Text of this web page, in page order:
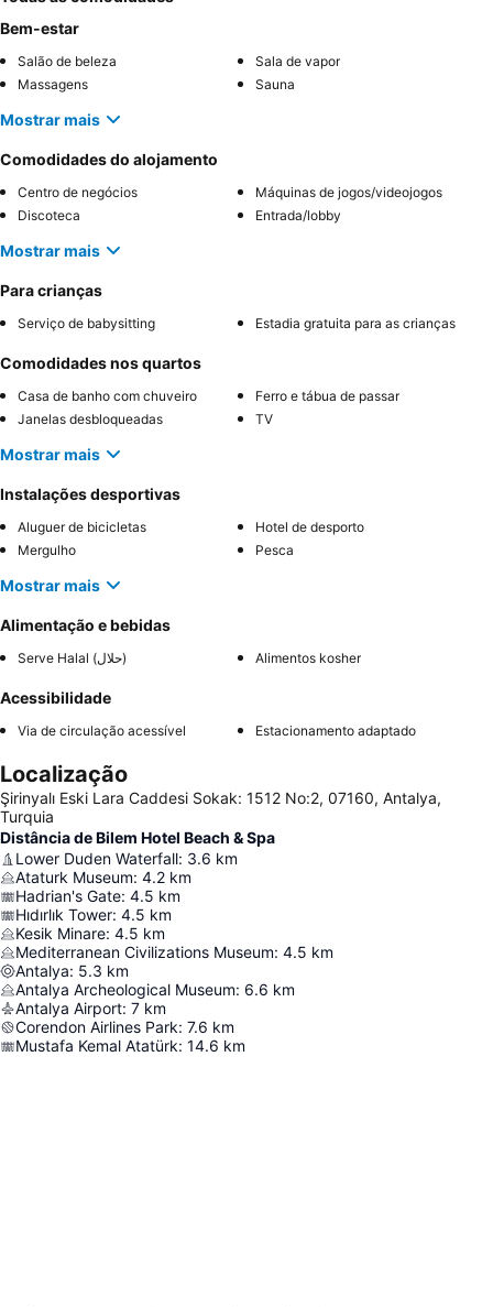
Bem-estar
Salão de beleza
Sala de vapor
Massagens
Sauna
Mostrar mais
Comodidades do alojamento
Centro de negócios
Máquinas de jogos/videojogos
Discoteca
Entrada/lobby
Mostrar mais
Para crianças
Serviço de babysitting Estadia gratuita para as crianças
Comodidades nos quartos
Casa de banho com chuveiro
Ferro e tábua de passar
Janelas desbloqueadas
TV
Mostrar mais
Instalações desportivas
Aluguer de bicicletas
Hotel de desporto
Mergulho
Pesca
Mostrar mais
Alimentação e bebidas
Serve Halal (حلال) Alimentos kosher
Acessibilidade
Via de circulação acessível Estacionamento adaptado
Localização
Şirinyalı Eski Lara Caddesi Sokak: 1512 No:2, 07160, Antalya,
Turquia
Distância de Bilem Hotel Beach & Spa
Lower Duden Waterfall: 3.6 km
Ataturk Museum: 4.2 km
Hadrian's Gate: 4.5 km
Hıdırlık Tower: 4.5 km
Kesik Minare: 4.5 km
Mediterranean Civilizations Museum: 4.5 km
Antalya: 5.3 km
Antalya Archeological Museum: 6.6 km
Antalya Airport: 7 km
Corendon Airlines Park: 7.6 km
Mustafa Kemal Atatürk: 14.6 km